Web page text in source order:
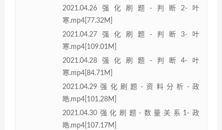
2021.04.26强化刷题-判断2-叶
寒.mp4[77.32M]
2021.04.27强化刷题-判断3-叶
寒.mp4[109.01M]
2021.04.28强化刷题-判断4-叶
寒.mp4[84.71M]
2021.04.29强化刷题-资料分析-政
皓.mp4[101.28M]
2021.04.30强化刷题-数量关系1-政
皓.mp4[107.17M]